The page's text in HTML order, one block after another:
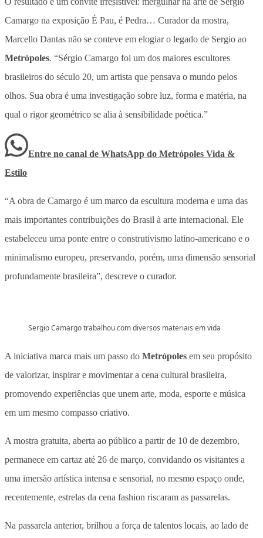
Camargo na exposição É Pau, é Pedra… Curador da mostra,
Marcello Dantas não se conteve em elogiar o legado de Sergio ao
Metrópoles. “Sérgio Camargo foi um dos maiores escultores
brasileiros do século 20, um artista que pensava o mundo pelos
olhos. Sua obra é uma investigação sobre luz, forma e matéria, na
qual o rigor geométrico se alia à sensibilidade poética.”
Entre no canal de WhatsApp do Metrópoles Vida &
Estilo
“A obra de Camargo é um marco da escultura moderna e uma das
mais importantes contribuições do Brasil à arte internacional. Ele
estabeleceu uma ponte entre o construtivismo latino-americano e o
minimalismo europeu, preservando, porém, uma dimensão sensorial
profundamente brasileira”, descreve o curador.
Sergio Camargo trabalhou com diversos materiais em vida
A iniciativa marca mais um passo do Metrópoles em seu propósito
de valorizar, inspirar e movimentar a cena cultural brasileira,
promovendo experiências que unem arte, moda, esporte e música
em um mesmo compasso criativo.
A mostra gratuita, aberta ao público a partir de 10 de dezembro,
permanece em cartaz até 26 de março, convidando os visitantes a
uma imersão artística intensa e sensorial, no mesmo espaço onde,
recentemente, estrelas da cena fashion riscaram as passarelas.
Na passarela anterior, brilhou a força de talentos locais, ao lado de